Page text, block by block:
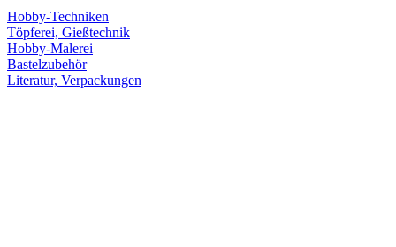
Hobby-Techniken
Töpferei, Gießtechnik
Hobby-Malerei
Bastelzubehör
Literatur, Verpackungen